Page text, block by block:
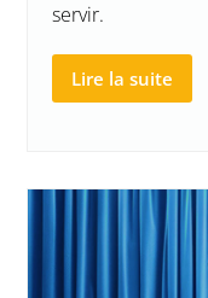
servir.
Lire la suite